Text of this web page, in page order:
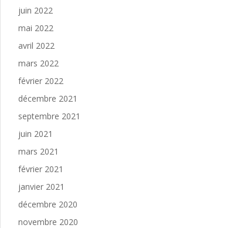
juin 2022
mai 2022
avril 2022
mars 2022
février 2022
décembre 2021
septembre 2021
juin 2021
mars 2021
février 2021
janvier 2021
décembre 2020
novembre 2020